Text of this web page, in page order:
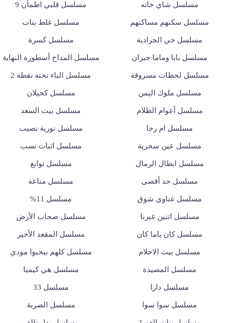
مسلسل شاي خانه مسلسل قلبي اطمأن 9
مسلسل سكنهم مساكنهم مسلسل غلط بنات
مسلسل حي الجرادية مسلسل كسرة
مسلسل بابا وماما جيران مسلسل المداح أسطورة النهاية
مسلسل لحظات مسروقة مسلسل الباء تحته نقطة 2
مسلسل ملوك اليمن مسلسل كحيلان
مسلسل أعوام الظلام مسلسل بيت السعد
مسلسل ام رجا مسلسل نورية نصيب
مسلسل عين سحرية مسلسل اثبات نسب
مسلسل ابطال الرمال مسلسل توابع
مسلسل حد أقصى مسلسل مناعة
مسلسل غناوي شوق مسلسل 11%
مسلسل اتنين غيرنا مسلسل صحاب الأرض
مسلسل كان ياما كان مسلسل المقعد الأخير
مسلسل بيت الاحلام مسلسل كلهم بيحبوا مودي
مسلسل المصيدة مسلسل هي كيميا
مسلسل دارا مسلسل 33
مسلسل سوا سوا مسلسل الضربة